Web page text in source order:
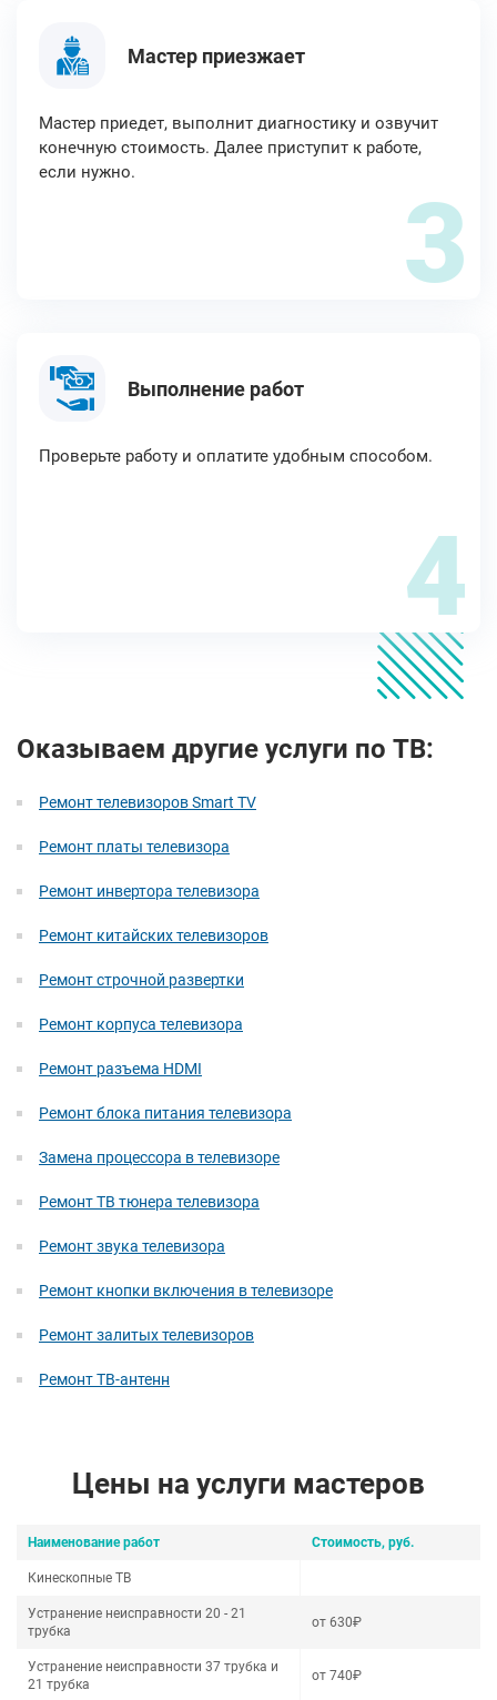
Мастер приезжает
Мастер приедет, выполнит диагностику и озвучит
конечную стоимость. Далее приступит к работе,
если нужно.
3
Выполнение работ
Проверьте работу и оплатите удобным способом.
4
Оказываем другие услуги по ТВ:
Ремонт телевизоров Smart TV
Ремонт платы телевизора
Ремонт инвертора телевизора
Ремонт китайских телевизоров
Ремонт строчной развертки
Ремонт корпуса телевизора
Ремонт разъема HDMI
Ремонт блока питания телевизора
Замена процессора в телевизоре
Ремонт ТВ тюнера телевизора
Ремонт звука телевизора
Ремонт кнопки включения в телевизоре
Ремонт залитых телевизоров
Ремонт ТВ-антенн
Цены на услуги мастеров
Наименование работ Стоимость, руб.
Кинескопные ТВ
Устранение неисправности 20 - 21
трубка
от 630₽
Устранение неисправности 37 трубка и
21 трубка
от 740₽